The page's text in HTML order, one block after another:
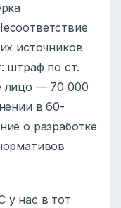
источников
штраф по ст.
лицо — 70 000
в 60-
о разработке
у нас в тот